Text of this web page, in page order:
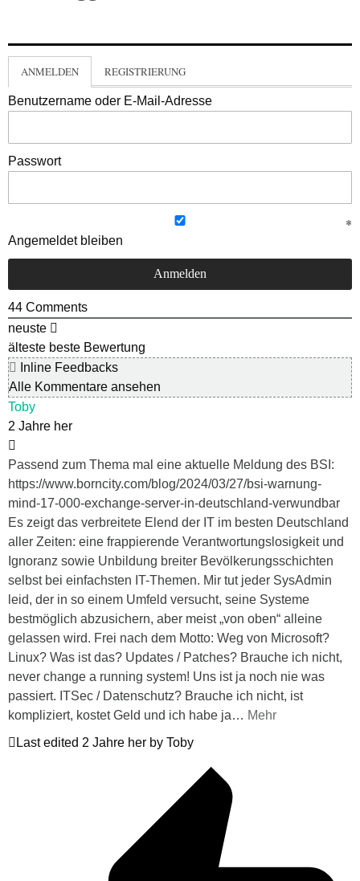
ANMELDEN REGISTRIERUNG
Benutzername oder E-Mail-Adresse
Passwort
Angemeldet bleiben
44 Comments
neuste
älteste beste Bewertung
Inline Feedbacks
Alle Kommentare ansehen
Toby
2 Jahre her
Passend zum Thema mal eine aktuelle Meldung des BSI:
https://www.borncity.com/blog/2024/03/27/bsi-warnung-
mind-17-000-exchange-server-in-deutschland-verwundbar
Es zeigt das verbreitete Elend der IT im besten Deutschland
aller Zeiten: eine frappierende Verantwortungslosigkeit und
Ignoranz sowie Unbildung breiter Bevölkerungsschichten
selbst bei einfachsten IT-Themen. Mir tut jeder SysAdmin
leid, der in so einem Umfeld versucht, seine Systeme
bestmöglich abzusichern, aber meist „von oben“ alleine
gelassen wird. Frei nach dem Motto: Weg von Microsoft?
Linux? Was ist das? Updates / Patches? Brauche ich nicht,
never change a running system! Uns ist ja noch nie was
passiert. ITSec / Datenschutz? Brauche ich nicht, ist
kompliziert, kostet Geld und ich habe ja… Mehr
Last edited 2 Jahre her by Toby